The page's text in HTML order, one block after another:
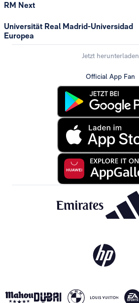
RM Next
Universität Real Madrid-Universidad
Europea
Jetzt herunterladen
Official App Fan